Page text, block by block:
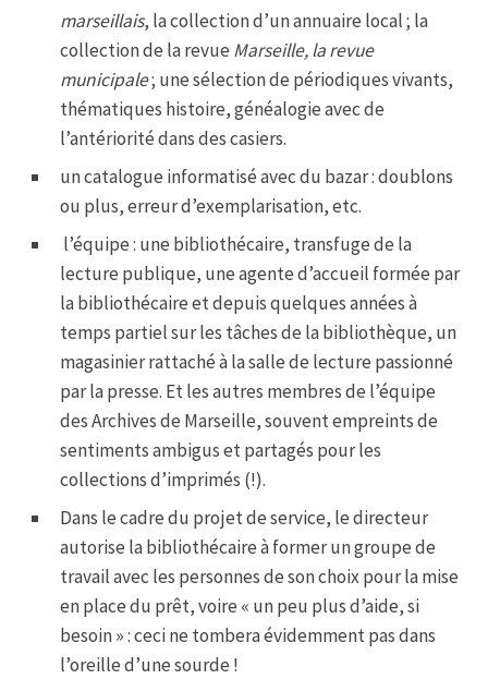
marseillais, la collection d’un annuaire local ; la
collection de la revueMarseille, la revue
municipale; une sélection de périodiques vivants,
thématiques histoire, généalogie avec de
l’antériorité dans des casiers.
un catalogue informatisé avec du bazar : doublons
ou plus, erreur d’exemplarisation, etc.
l’équipe : une bibliothécaire, transfuge de la
lecture publique, une agente d’accueil formée par
la bibliothécaire et depuis quelques années à
temps partiel sur les tâches de la bibliothèque, un
magasinier rattaché à la salle de lecture passionné
par la presse. Et les autres membres de l’équipe
des Archives de Marseille, souvent empreints de
sentiments ambigus et partagés pour les
collections d’imprimés (!).
Dans le cadre du projet de service, le directeur
autorise la bibliothécaire à former un groupe de
travail avec les personnes de son choix pour la mise
en place du prêt, voire « un peu plus d’aide, si
besoin » : ceci ne tombera évidemment pas dans
l’oreille d’une sourde !